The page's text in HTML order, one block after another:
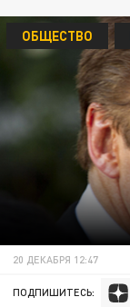
ОБЩЕСТВО
20 ДЕКАБРЯ 12:47
ПОДПИШИТЕСЬ: